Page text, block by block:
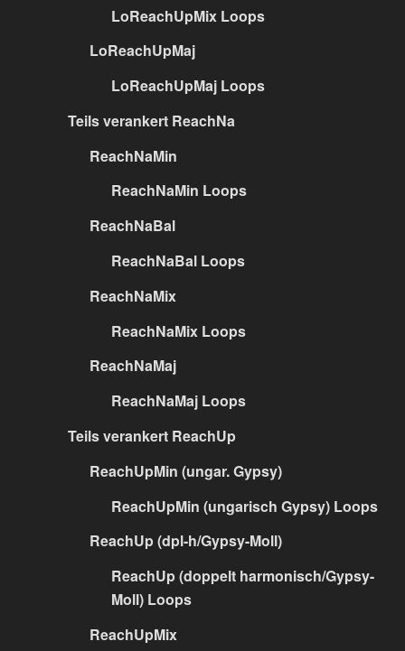
LoReachUpMix Loops
LoReachUpMaj
LoReachUpMaj Loops
Teils verankert ReachNa
ReachNaMin
ReachNaMin Loops
ReachNaBal
ReachNaBal Loops
ReachNaMix
ReachNaMix Loops
ReachNaMaj
ReachNaMaj Loops
Teils verankert ReachUp
ReachUpMin (ungar. Gypsy)
ReachUpMin (ungarisch Gypsy) Loops
ReachUp (dpl-h/Gypsy-Moll)
ReachUp (doppelt harmonisch/Gypsy-
Moll) Loops
ReachUpMix